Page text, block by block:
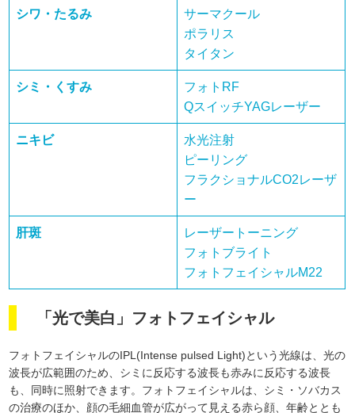
シワ・たるみ
サーマクール
ポラリス
タイタン
シミ・くすみ
フォトRF
QスイッチYAGレーザー
ニキビ
水光注射
ピーリング
フラクショナルCO2レーザ
ー
肝斑
レーザートーニング
フォトブライト
フォトフェイシャルM22
「光で美白」フォトフェイシャル
フォトフェイシャルのIPL(Intense pulsed Light)という光線は、光の
波長が広範囲のため、シミに反応する波長も赤みに反応する波長
も、同時に照射できます。フォトフェイシャルは、シミ・ソバカス
の治療のほか、顔の毛細血管が広がって見える赤ら顔、年齢ととも